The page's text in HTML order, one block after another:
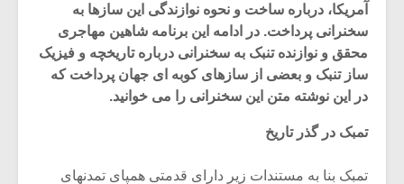
آمریکا، درباره ساخت و نحوه نوازندگی این سازها به
سخنرانی پرداخت. در ادامه این برنامه شاهین مهاجری
محقق و نوازنده تنبک به سخنرانی درباره تاریخچه و فیزیک
ساز تنبک و بعضی از سازهای کوبه ای جهان پرداخت که
در این نوشته متن این سخنرانی را می خوانید.
تمبک در گذر تاریخ
تمبک بنا به مستندات زیر دارای قدمتی همپای تمدنهای